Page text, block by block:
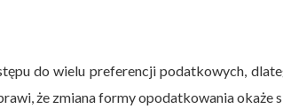
do wielu preferencji podatkowych,
że zmiana formy opodatkowania okaże